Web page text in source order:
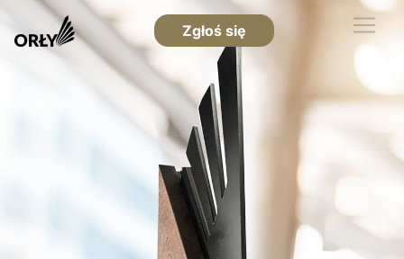
Zgłoś się